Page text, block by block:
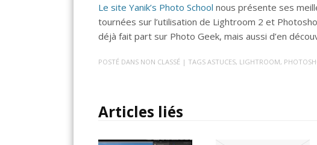
Le site Yanik’s Photo School nous présente ses
tournées sur l’utilisation de Lightroom 2 et
déjà fait part sur Photo Geek, mais aussi d’en
POSTÉ DANS NON CLASSÉ | TAGSASTUCES, LIGHTROOM,
Articles liés